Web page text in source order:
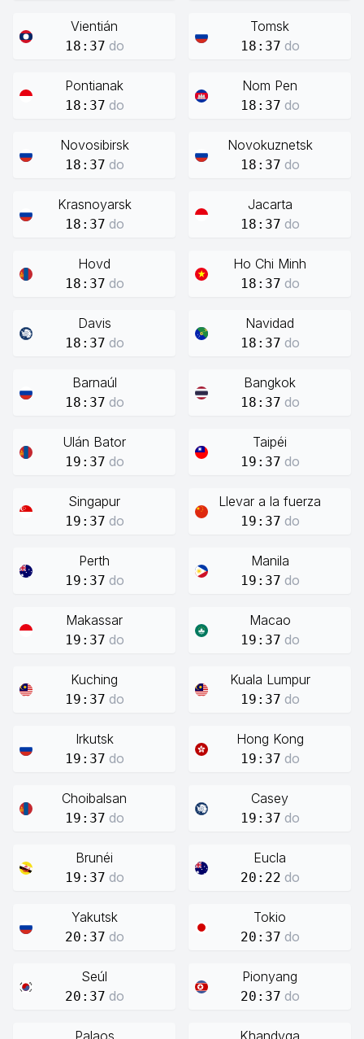
Vientián
18:37 do
Tomsk
18:37 do
Pontianak
18:37 do
Nom Pen
18:37 do
Novosibirsk
18:37 do
Novokuznetsk
18:37 do
Krasnoyarsk
18:37 do
Jacarta
18:37 do
Hovd
18:37 do
Ho Chi Minh
18:37 do
Davis
18:37 do
Navidad
18:37 do
Barnaúl
18:37 do
Bangkok
18:37 do
Ulán Bator
19:37 do
Taipéi
19:37 do
Singapur
19:37 do
Llevar a la fuerza
19:37 do
Perth
19:37 do
Manila
19:37 do
Makassar
19:37 do
Macao
19:37 do
Kuching
19:37 do
Kuala Lumpur
19:37 do
Irkutsk
19:37 do
Hong Kong
19:37 do
Choibalsan
19:37 do
Casey
19:37 do
Brunéi
19:37 do
Eucla
20:22 do
Yakutsk
20:37 do
Tokio
20:37 do
Seúl
20:37 do
Pionyang
20:37 do
Palaos Khandyga